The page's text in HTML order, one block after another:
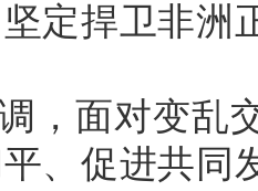
定捍卫非洲
，面对变乱
、促进共同